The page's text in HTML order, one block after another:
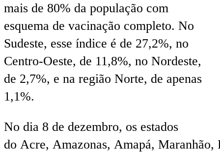
mais de 80% da população com
esquema de vacinação completo. No
Sudeste, esse índice é de 27,2%, no
Centro-Oeste, de 11,8%, no Nordeste,
de 2,7%, e na região Norte, de apenas
1,1%.
No dia 8 de dezembro, os estados
do Acre, Amazonas, Amapá, Maranhão,